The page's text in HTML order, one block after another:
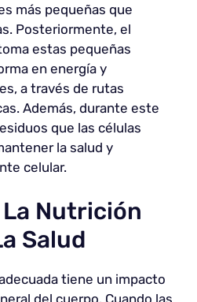
más pequeñas que
Posteriormente, el
estas pequeñas
en energía y
a través de rutas
Además, durante este
que las células
la salud y
celular.
Nutrición
Salud
tiene un impacto